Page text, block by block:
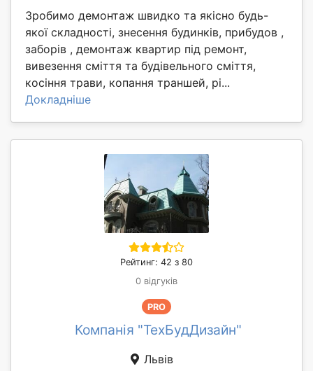
Зробимо демонтаж швидко та якісно будь-
якої складності, знесення будинків, прибудов ,
заборів , демонтаж квартир під ремонт,
вивезення сміття та будівельного сміття,
косіння трави, копання траншей, рі...
Докладніше
Рейтинг: 42 з 80
0 відгуків
PRO
Компанія "ТехБудДизайн"
Львів